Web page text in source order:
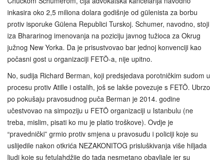
inkasira oko 2,5 miliona dolara godišnje od gülenista za borbu
protiv isporuke Gülena Republici Turskoj. Schumer, navodno, stoji
iza Bhararinog imenovanja na poziciju javnog tužioca za Okrug
južnog New Yorka. Da je prisustvovao bar jednoj konvenciji kao
počasni gost u organizaciji FETÖ-a, nije upitno.
No, sudija Richard Berman, koji predsjedava porotničkim sudom u
procesu protiv Atille i ostalih, još se lakše povezuje s FETÖ. Ubrzo
po pokušaju pravosudnog puča Berman je 2014. godine
učestvovao na simpoziju u FETÖ organizaciji u Istanbulu (ne
treba, mislim, pisati ko mu je platio troškove). Ovdje je
“pravednički” grmio protiv smjena u pravosuđu i policiji koje su
uslijedile nakon otkrića NEZAKONITOG prisluškivanja više hiljada
ljudi koje su fetulahdžije do tada nesmetano obavljale jer su